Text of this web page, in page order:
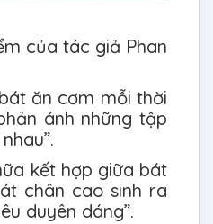
của tác giả Phan
ăn cơm mỗi thời
ánh những tập
kết hợp giữa bát
chân cao sinh ra
duyên dáng”.